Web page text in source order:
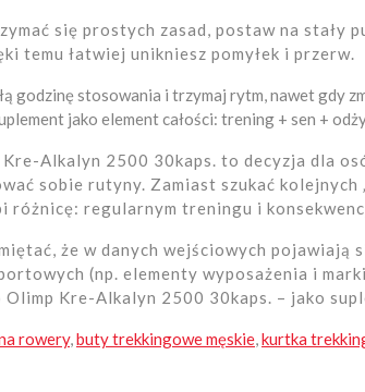
się prostych zasad, postaw na stały
temu łatwiej unikniesz pomyłek i przerw.
godzinę stosowania i trzymaj rytm, nawet gdy
jako element całości: trening + sen +
Alkalyn 2500 30kaps. to decyzja dla
sobie rutyny. Zamiast szukać kolejnych
różnicę: regularnym treningu i
że w danych wejściowych pojawiają
(np. elementy wyposażenia i
Kre-Alkalyn 2500 30kaps. – jako
rowery,buty trekkingowe męskie,kurtka